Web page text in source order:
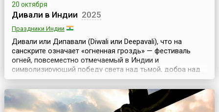
20 октября
Дивали в Индии 2025
Праздники Индии
Дивали или Дипавали (Diwali или Deepavali), что на
санскрите означает «огненная гроздь» — фестиваль
огней, повсеместно отмечаемый в Индии и
символизирующий победу света над тьмой, добра над
злом. Приходится на начало месяца Картик (октябрь —
ноябрь) и празднуется в течение пяти дней. Существует
несколько легенд, связанных с праздником. Вишнуиты
увязывают начало празднования Дивали с коронаци...